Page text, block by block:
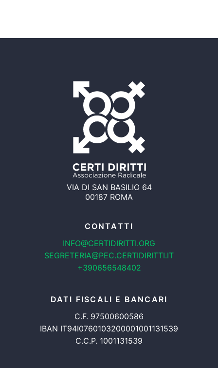
VIA DI SAN BASILIO 64
00187 ROMA
CONTATTI
INFO@CERTIDIRITTI.ORG
SEGRETERIA@PEC.CERTIDIRITTI.IT
+390656548402
DATI FISCALI E BANCARI
C.F. 97500600586
IBAN IT94I0760103200001001131539
C.C.P. 1001131539